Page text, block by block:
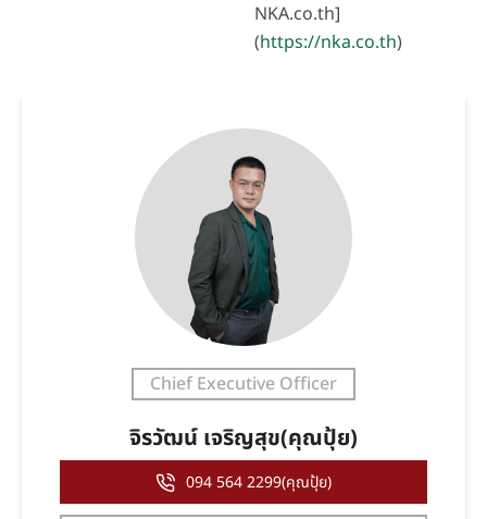
NKA.co.th]
(https://nka.co.th)
Chief Executive Officer
จิรวัฒน์ เจริญสุข(คุณปุ้ย)
094 564 2299(คุณปุ้ย)